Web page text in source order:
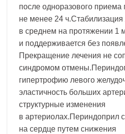
после одноразового приема
не менее 24
в среднем на протяжении 1
и поддерживается без
Прекращение лечения не
синдромом
гипертрофию левого
эластичность больших
структурные изменения
в артериолах.Периндоприл
на сердце путем снижения